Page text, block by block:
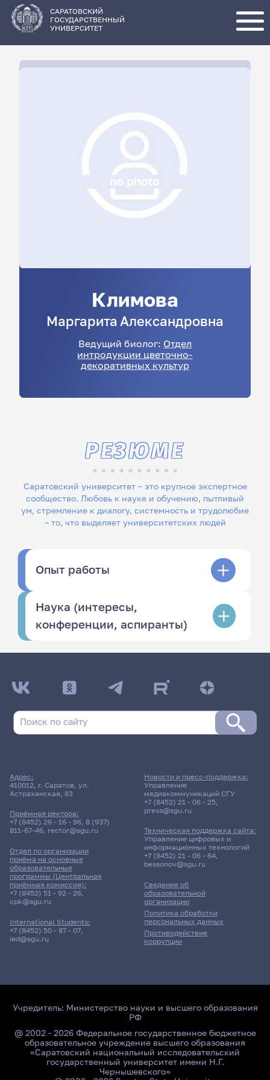
основному
содержанию
САРАТОВСКИЙ
ГОСУДАРСТВЕННЫЙ
УНИВЕРСИТЕТ
Климова
Маргарита Александровна
Ведущий биолог: Отдел
интродукции цветочно-
декоративных культур
Саратовский университет – это крупное экспертное
сообщество. Любовь к науке и обучению, пытливый
ум, стремление к диалогу, системность и трудолюбие
– то, что выделяет университетских людей
РЕЗЮМЕ
Опыт работы
Наука (интересы,
конференции, аспиранты)
Адрес:
410012, г. Саратов, ул.
Астраханская, 83
Приёмная ректора:
+7 (8452) 26 - 16 - 96, 8 (937)
811-67-46, rector@sgu.ru
Отдел по организации
приёма на основные
образовательные
программы (Центральная
приёмная комиссия):
+7 (8452) 51 - 92 - 26,
cpk@sgu.ru
International Students:
+7 (8452) 50 - 87 - 07,
ied@sgu.ru
Сведения об
образовательной
организации
Политика обработки
персональных данных
Противодействие
коррупции
Новости и пресс-поддержка:
Управление
медиакоммуникаций СГУ
+7 (8452) 21 - 06 - 25,
press@sgu.ru
Техническая поддержка сайта:
Управление цифровых и
информационных технологий
+7 (8452) 21 - 06 - 64,
bessonov@sgu.ru
Учредитель: Министерство науки и высшего образования
РФ
@ 2002 - 2026 Федеральное государственное бюджетное
образовательное учреждение высшего образования
«Саратовский национальный исследовательский
государственный университет имени Н.Г.
Чернышевского»